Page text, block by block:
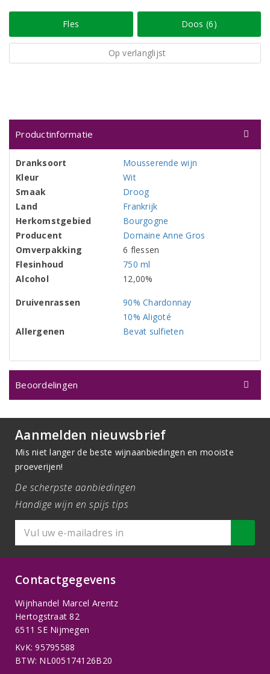
Fles Doos (6)
Op verlanglijst
Productinformatie
Dranksoort
Mousserende wijn
Kleur
Wit
Smaak
Droog
Land
Frankrijk
Herkomstgebied
Bourgogne
Producent
Domaine Anne Gros
Omverpakking
6 flessen
Flesinhoud
750 ml
Alcohol
12,00%
Druivenrassen
90% Chardonnay
10% Aligoté
Allergenen
Bevat sulfieten
Beoordelingen
Aanmelden nieuwsbrief
Mis niet langer de beste wijnaanbiedingen en mooiste
proeverijen!
De scherpste aanbiedingen
Handige wijn en spijs tips
Contactgegevens
Wijnhandel Marcel Arentz
Hertogstraat 82
6511 SE Nijmegen
KvK: 95795588
BTW: NL005174126B20